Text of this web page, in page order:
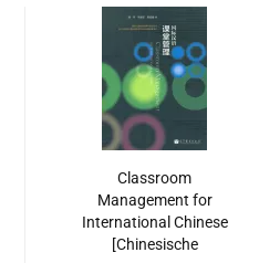
Classroom
Management for
International Chinese
[Chinesische